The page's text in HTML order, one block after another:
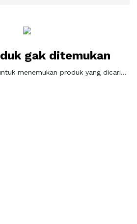
gak ditemukan
menemukan produk yang dicari...